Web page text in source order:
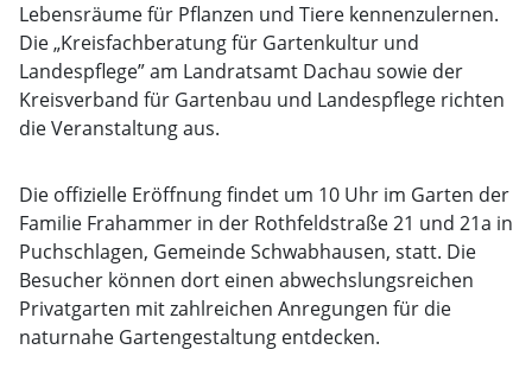
Lebensräume für Pflanzen und Tiere kennenzulernen.
Die „Kreisfachberatung für Gartenkultur und
Landespflege” am Landratsamt Dachau sowie der
Kreisverband für Gartenbau und Landespflege richten
die Veranstaltung aus.
Die offizielle Eröffnung findet um 10 Uhr im Garten der
Familie Frahammer in der Rothfeldstraße 21 und 21a in
Puchschlagen, Gemeinde Schwabhausen, statt. Die
Besucher können dort einen abwechslungsreichen
Privatgarten mit zahlreichen Anregungen für die
naturnahe Gartengestaltung entdecken.